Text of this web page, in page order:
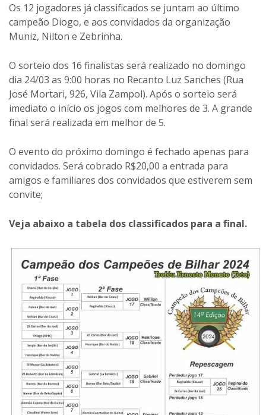
Os 12 jogadores já classificados se juntam ao último
campeão Diogo, e aos convidados da organização
Muniz, Nilton e Zebrinha.
O sorteio dos 16 finalistas será realizado no domingo
dia 24/03 as 9:00 horas no Recanto Luz Sanches (Rua
José Mortari, 926, Vila Zampol). Após o sorteio será
imediato o início os jogos com melhores de 3. A grande
final será realizada em melhor de 5.
O evento do próximo domingo é fechado apenas para
convidados. Será cobrado R$20,00 a entrada para
amigos e familiares dos convidados que estiverem sem
convite;
Veja abaixo a tabela dos classificados para a final.